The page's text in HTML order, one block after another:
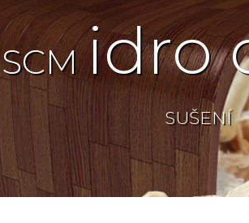
SCMidro
SUŠENÍ